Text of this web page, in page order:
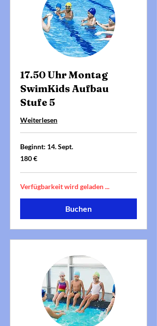
17.50 Uhr Montag
SwimKids Aufbau
Stufe 5
Weiterlesen
Beginnt: 14. Sept.
180
Euro
180 €
Verfügbarkeit wird geladen ...
Buchen